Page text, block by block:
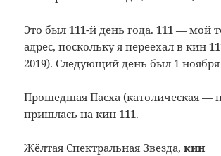
Это был111-й день года.111 — мой
адрес, поскольку я переехал в кин
2019). Следующий день был 1
Прошедшая Пасха (католическая —
пришлась на кин111.
Жёлтая Спектральная Звезда,кин